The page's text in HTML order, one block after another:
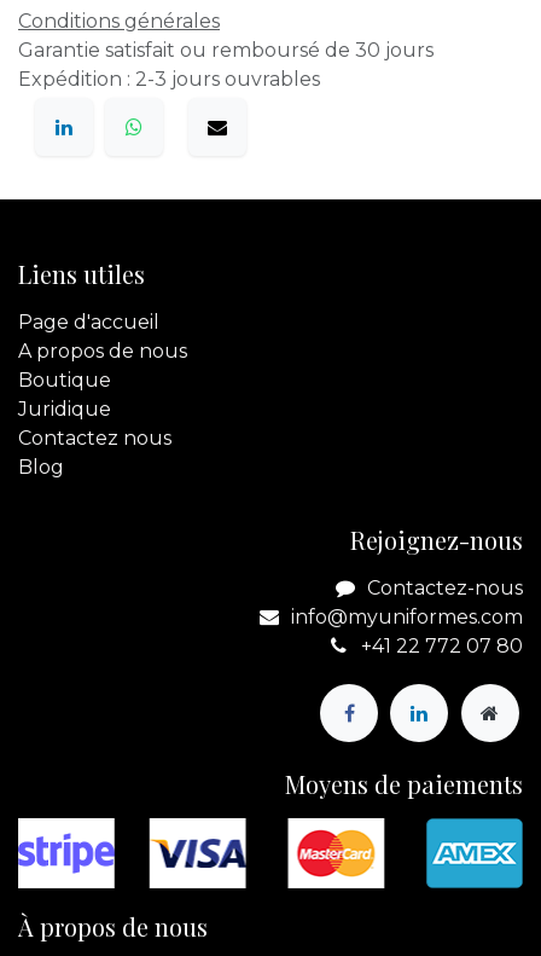
Conditions générales
Garantie satisfait ou remboursé de 30 jours
Expédition : 2-3 jours ouvrables
Liens utiles
Page d'accueil
A propos de nous
Boutique
Juridique
Contactez nous
Blog
Rejoignez-nous
Contactez-nous
info@myuniformes.com
+41 22 772 07 80
Moyens de paiements
À propos de nous